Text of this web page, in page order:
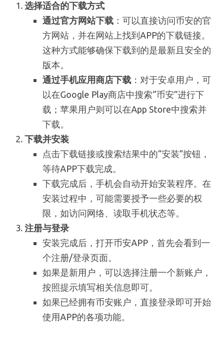
选择适合的下载方式
通过官方网站下载 ：可以直接访问币安的官
方网站，并在网站上找到APP的下载链接。
这种方式能够确保下载到的是最新且安全的
版本。
通过手机应用商店下载 ：对于安卓用户，可
以在Google Play商店中搜索“币安”进行下
载；苹果用户则可以在App Store中搜索并
下载。
下载并安装
点击下载链接或搜索结果中的“安装”按钮，
等待APP下载完成。
下载完成后，手机会自动开始安装程序。在
安装过程中，可能需要授予一些必要的权
限，如访问网络、读取手机状态等。
注册与登录
安装完成后，打开币安APP，首先会看到一
个注册/登录页面。
如果是新用户，可以选择注册一个新账户，
按照提示填写相关信息即可。
如果已经拥有币安账户，直接登录即可开始
使用APP的各项功能。